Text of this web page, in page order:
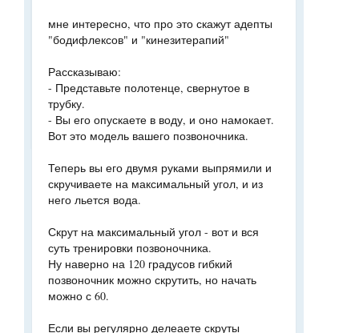
мне интересно, что про это скажут адепты
"бодифлексов" и "кинезитерапий"
Рассказываю:
- Представьте полотенце, свернутое в
трубку.
- Вы его опускаете в воду, и оно намокает.
Вот это модель вашего позвоночника.
Теперь вы его двумя руками выпрямили и
скручиваете на максимальный угол, и из
него льется вода.
Скрут на максимальный угол - вот и вся
суть тренировки позвоночника.
Ну наверно на 120 градусов гибкий
позвоночник можно скрутить, но начать
можно с 60.
Если вы регулярно делеаете скруты